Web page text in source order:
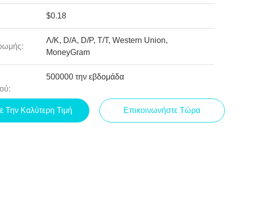
$0.18
Λ/Κ, D/A, D/P, T/T, Western Union,
MoneyGram
500000 την εβδομάδα
Την Καλύτερη Τιμή Επικοινωνήστε Τώρα